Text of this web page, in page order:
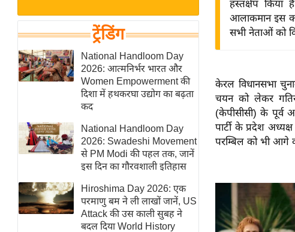
यंग इंडिया
साहित्य जगत
ऑटो वर्ल्ड
न्यूज ब्रीफ
मनोरंजन जगत
बॉलीवुड
हॉलीवुड
फिल्म समीक्षा
Breaking
News
लाइफस्टाइल
टेक्नॉलॉजी
ट्रेंडिंग
National Handloom Day
2026: आत्मनिर्भर भारत और
Women Empowerment की
दिशा में हथकरघा उद्योग का बढ़ता
कद
National Handloom Day
2026: Swadeshi Movement
से PM Modi की पहल तक, जानें
इस दिन का गौरवशाली इतिहास
Hiroshima Day 2026: एक
परमाणु बम ने ली लाखों जानें, US
Attack की उस काली सुबह ने
बदल दिया World History
हस्तक्षेप किया
आलाकमान इस
सभी नेताओं को
केरल विधानसभा
चयन को लेकर
(केपीसीसी) के पूर्व
पार्टी के प्रदेश
परम्बिल को भी आगे